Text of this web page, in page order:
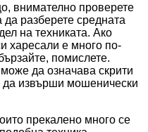
внимателно проверете
разберете средната
на техниката. Ако
харесали е много по-
помислете.
да означава скрити
да извърши мошенически
прекалено много се